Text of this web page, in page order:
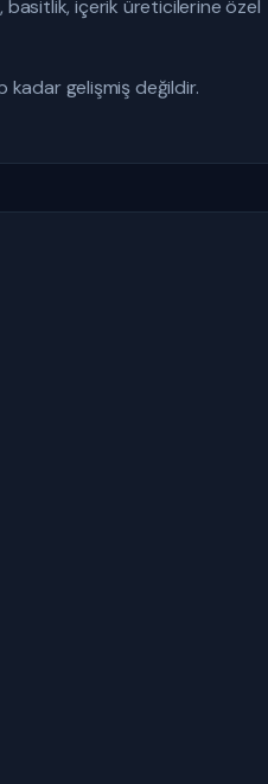
basitlik, içerik üreticilerine özel
kadar gelişmiş değildir.